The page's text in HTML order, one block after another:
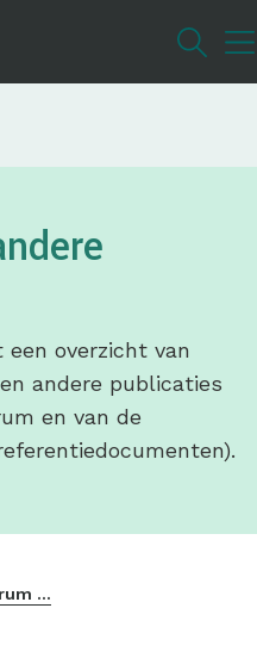
overzicht van
andere publicaties
en van de